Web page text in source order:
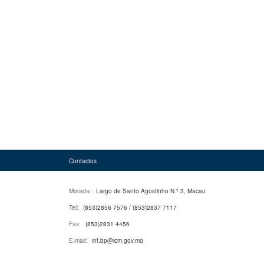
Contactos
Morada:
Largo de Santo Agostinho N.º 3, Macau
Tel:
(853)2856 7576 / (853)2837 7117
Fax:
(853)2831 4456
E-mail:
inf.bp@icm.gov.mo